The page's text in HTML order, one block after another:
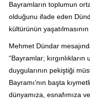
Bayramların toplumun
olduğunu ifade eden
kültürünün
Mehmet Dündar
“Bayramlar;
duygularının pekiştiği
Bayramı’nın başta
dünyamıza, esnafımıza